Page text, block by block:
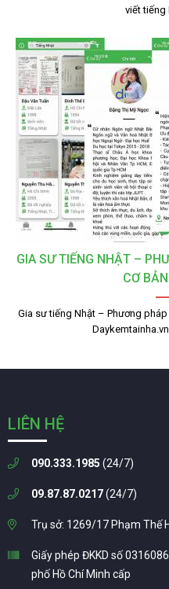
viết tiếng
GIA SƯ TIẾNG NHẬT –
CƠ
Gia sư tiếng Nhật – Phương
LIÊN HỆ
090.333.1985 (24/7)
09.87.87.0217(24/7)
Trụ sở: 1269/17 Phạm Thế
Giấy phép ĐKKD số
phố Hồ Chí Minh cấp